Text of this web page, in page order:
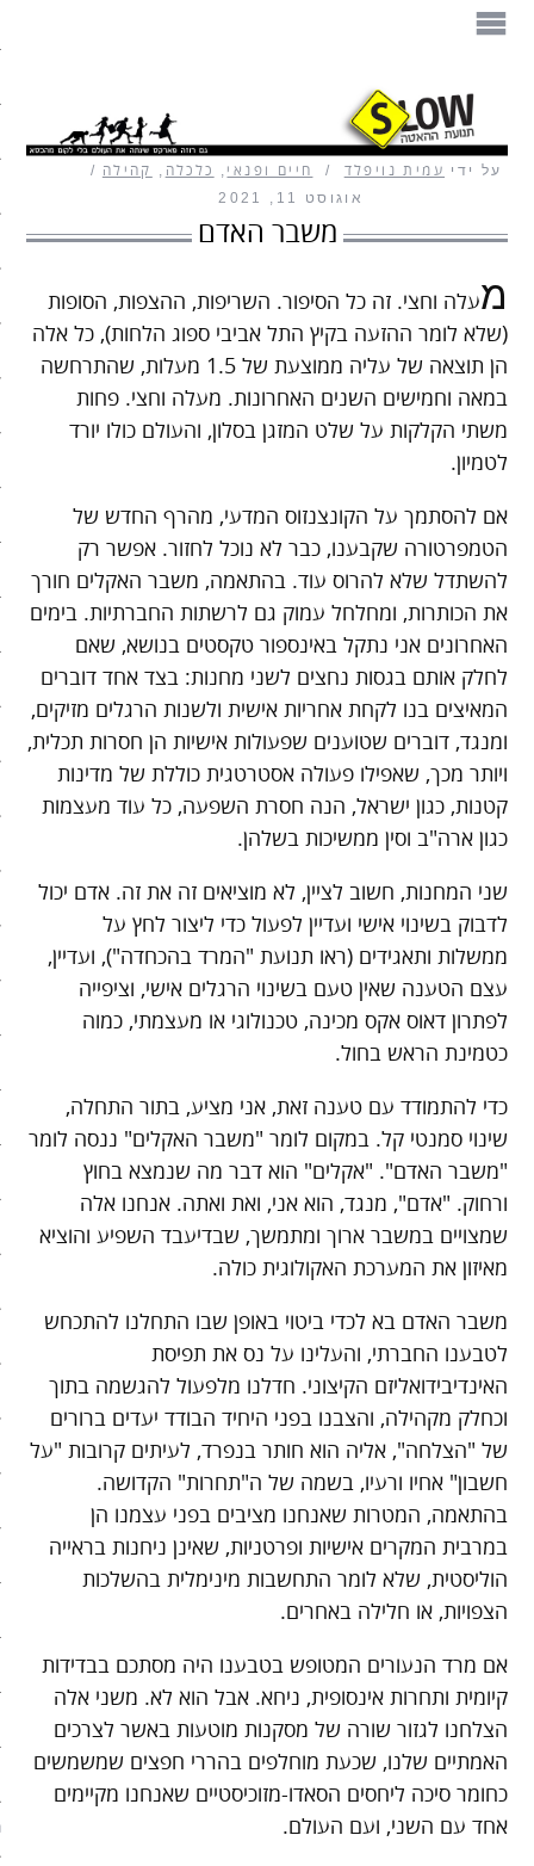
תנועת ההאטה
בית
עיצוב
חיים ופנאי
משפחה
קהילה
כלכלה
פוליטיקה
101 דרכים להאט את החיים
צעדים ראשונים בסלואו פוד
סיפורי האטה
כלכלה אנושית
להיות מגניבים בשקל תשעים
רק לא רשת
שני בשרי
חג השוטטות
יום ההתנתקות הבינלאומי
פוסטים מומלצים
אודות האתר
ספרים מומלצים – רשימה
על ידי עמית נויפלד חיים ופנאי , כלכלה , קהילה
אוגוסט 11, 2021
משבר האדם
מעלה וחצי. זה כל הסיפור. השריפות, ההצפות, הסופות
(שלא לומר ההזעה בקיץ התל אביבי ספוג הלחות), כל אלה
הן תוצאה של עליה ממוצעת של 1.5 מעלות, שהתרחשה
במאה וחמישים השנים האחרונות. מעלה וחצי. פחות
משתי הקלקות על שלט המזגן בסלון, והעולם כולו יורד
לטמיון.
אם להסתמך על הקונצנזוס המדעי, מהרף החדש של
הטמפרטורה שקבענו, כבר לא נוכל לחזור. אפשר רק
להשתדל שלא להרוס עוד. בהתאמה, משבר האקלים חורך
את הכותרות, ומחלחל עמוק גם לרשתות החברתיות. בימים
האחרונים אני נתקל באינספור טקסטים בנושא, שאם
לחלק אותם בגסות נחצים לשני מחנות: בצד אחד דוברים
המאיצים בנו לקחת אחריות אישית ולשנות הרגלים מזיקים,
ומנגד, דוברים שטוענים שפעולות אישיות הן חסרות תכלית,
ויותר מכך, שאפילו פעולה אסטרטגית כוללת של מדינות
קטנות, כגון ישראל, הנה חסרת השפעה, כל עוד מעצמות
כגון ארה"ב וסין ממשיכות בשלהן.
שני המחנות, חשוב לציין, לא מוציאים זה את זה. אדם יכול
לדבוק בשינוי אישי ועדיין לפעול כדי ליצור לחץ על
ממשלות ותאגידים (ראו תנועת "המרד בהכחדה"), ועדיין,
עצם הטענה שאין טעם בשינוי הרגלים אישי, וציפייה
לפתרון דאוס אקס מכינה, טכנולוגי או מעצמתי, כמוה
כטמינת הראש בחול.
כדי להתמודד עם טענה זאת, אני מציע, בתור התחלה,
שינוי סמנטי קל. במקום לומר "משבר האקלים" ננסה לומר
"משבר האדם". "אקלים" הוא דבר מה שנמצא בחוץ
ורחוק. "אדם", מנגד, הוא אני, ואת ואתה. אנחנו אלה
שמצויים במשבר ארוך ומתמשך, שבדיעבד השפיע והוציא
מאיזון את המערכת האקולוגית כולה.
משבר האדם בא לכדי ביטוי באופן שבו התחלנו להתכחש
לטבענו החברתי, והעלינו על נס את תפיסת
האינדיבידואליזם הקיצוני. חדלנו מלפעול להגשמה בתוך
וכחלק מקהילה, והצבנו בפני היחיד הבודד יעדים ברורים
של "הצלחה", אליה הוא חותר בנפרד, לעיתים קרובות "על
חשבון" אחיו ורעיו, בשמה של ה"תחרות" הקדושה.
בהתאמה, המטרות שאנחנו מציבים בפני עצמנו הן
במרבית המקרים אישיות ופרטניות, שאינן ניחנות בראייה
הוליסטית, שלא לומר התחשבות מינימלית בהשלכות
הצפויות, או חלילה באחרים.
אם מרד הנעורים המטופש בטבענו היה מסתכם בבדידות
קיומית ותחרות אינסופית, ניחא. אבל הוא לא. משני אלה
הצלחנו לגזור שורה של מסקנות מוטעות באשר לצרכים
האמתיים שלנו, שכעת מוחלפים בהררי חפצים שמשמשים
כחומר סיכה ליחסים הסאדו-מזוכיסטיים שאנחנו מקיימים
אחד עם השני, ועם העולם.